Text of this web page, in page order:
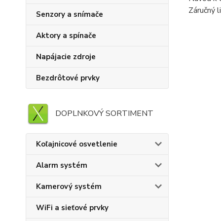
Senzory a snímače
Aktory a spínače
Napájacie zdroje
Bezdrôtové prvky
DOPLNKOVÝ SORTIMENT
Koľajnicové osvetlenie
Alarm systém
Kamerový systém
WiFi a sieťové prvky
Záručný